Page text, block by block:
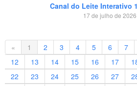
Canal do Leite Interativo
17 de julho de 2026
« 1 2 3 4 5 6 7
12
13 14 15 16 17
22
23 24 25 26 27